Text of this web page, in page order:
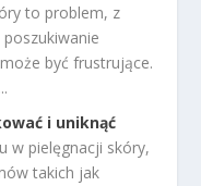
to problem, z
być frustrujące.
i uniknąć
w pielęgnacji skóry,
takich jak